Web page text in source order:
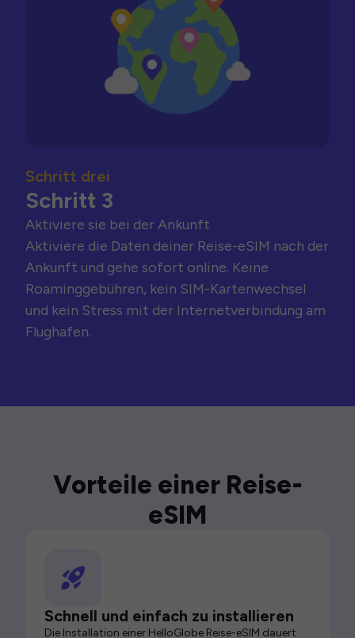
Schritt drei
Schritt 3
Aktiviere sie bei der Ankunft
Aktiviere die Daten deiner Reise-eSIM nach der
Ankunft und gehe sofort online. Keine
Roaminggebühren, kein SIM-Kartenwechsel
und kein Stress mit der Internetverbindung am
Flughafen.
Vorteile einer Reise-
eSIM
Schnell und einfach zu installieren
Die Installation einer HelloGlobe Reise-eSIM dauert